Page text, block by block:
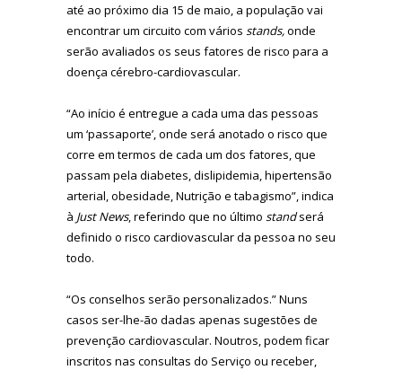
até ao próximo dia 15 de maio, a população vai
encontrar um circuito com vários stands,onde
serão avaliados os seus fatores de risco para a
doença cérebro-cardiovascular.
“Ao início é entregue a cada uma das pessoas
um ‘passaporte’, onde será anotado o risco que
corre em termos de cada um dos fatores, que
passam pela diabetes, dislipidemia, hipertensão
arterial, obesidade, Nutrição e tabagismo”, indica
à Just News, referindo que no último standserá
definido o risco cardiovascular da pessoa no seu
todo.
“Os conselhos serão personalizados.” Nuns
casos ser-lhe-ão dadas apenas sugestões de
prevenção cardiovascular. Noutros, podem ficar
inscritos nas consultas do Serviço ou receber,